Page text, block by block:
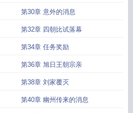
第30章 意外的消息
第32章 四朝比试落幕
第34章 任务奖励
第36章 旭日王朝宗亲
第38章 刘家覆灭
第40章 幽州传来的消息